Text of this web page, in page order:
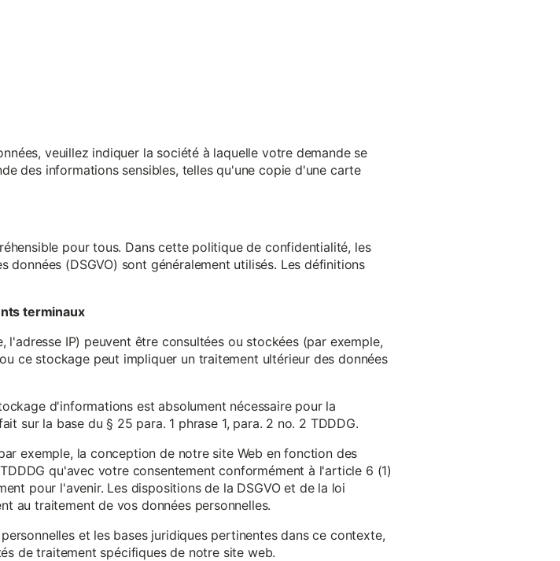
veuillez indiquer la société à laquelle votre demande se
des informations sensibles, telles qu'une copie d'une carte
pour tous. Dans cette politique de confidentialité, les
(DSGVO) sont généralement utilisés. Les définitions
terminaux
IP) peuvent être consultées ou stockées (par exemple,
ce stockage peut impliquer un traitement ultérieur des données
d'informations est absolument nécessaire pour la
sur la base du § 25 para. 1 phrase 1, para. 2 no. 2 TDDDG.
exemple, la conception de notre site Web en fonction des
qu'avec votre consentement conformément à l'article 6 (1)
pour l'avenir. Les dispositions de la DSGVO et de la loi
au traitement de vos données personnelles.
et les bases juridiques pertinentes dans ce contexte,
de traitement spécifiques de notre site web.